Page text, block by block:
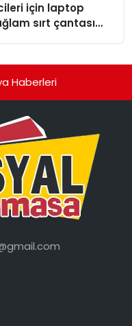
için laptop
sırt çantası
Haberleri